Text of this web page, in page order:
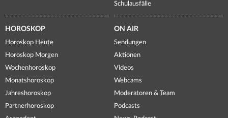
Schulausfälle
HOROSKOP
Horoskop Heute
Horoskop Morgen
Wochenhoroskop
Monatshoroskop
Jahreshoroskop
Partnerhoroskop
ON AIR
Sendungen
Aktionen
Videos
Webcams
Moderatoren & Team
Podcasts